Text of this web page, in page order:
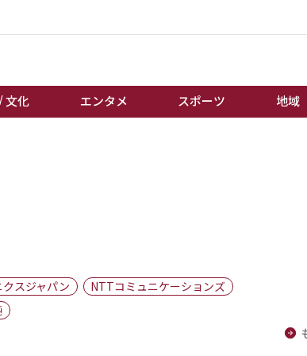
文化 エンタメ スポーツ 地域
ン
棋王戦
スジャパン
NTTコミュニケーションズ